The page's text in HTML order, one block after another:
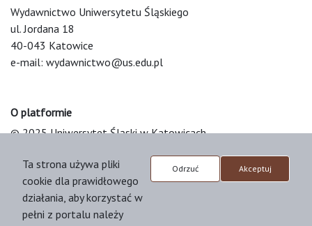
Wydawnictwo Uniwersytetu Śląskiego
ul. Jordana 18
40-043 Katowice
e-mail: wydawnictwo@us.edu.pl
O platformie
© 2025 Uniwersytet Śląski w Katowicach
Platform & Workflow by OJS/PKP
Ta strona używa pliki
cookie dla prawidłowego
działania, aby korzystać w
pełni z portalu należy
Odrzuć Akceptuj